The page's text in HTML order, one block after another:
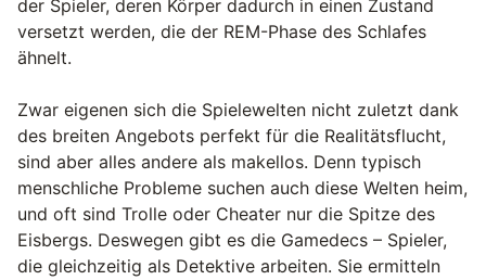
der Spieler, deren Körper dadurch in einen Zustand
versetzt werden, die der REM-Phase des Schlafes
ähnelt.
Zwar eigenen sich die Spielewelten nicht zuletzt dank
des breiten Angebots perfekt für die Realitätsflucht,
sind aber alles andere als makellos. Denn typisch
menschliche Probleme suchen auch diese Welten heim,
und oft sind Trolle oder Cheater nur die Spitze des
Eisbergs. Deswegen gibt es die Gamedecs – Spieler,
die gleichzeitig als Detektive arbeiten. Sie ermitteln